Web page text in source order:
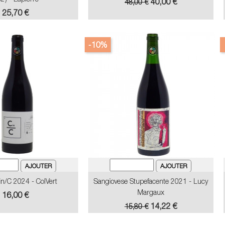
Prix
25,70 €
base
48,00 €
C 2024 - ColVert
Prix
16,00 €
Sangiovese Stupefacente 2021 - Lucy
Margaux
Prix
de
15,80 €
-10%
Prix
14,22 €